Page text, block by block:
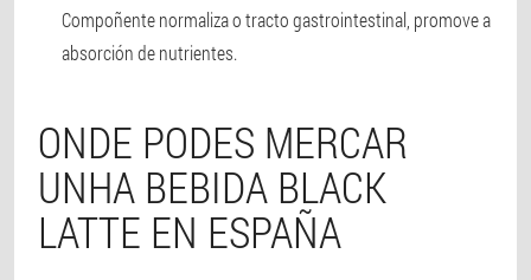
Compoñente normaliza o tracto gastrointestinal, promove a
absorción de nutrientes.
ONDE PODES MERCAR
UNHA BEBIDA BLACK
LATTE EN ESPAÑA